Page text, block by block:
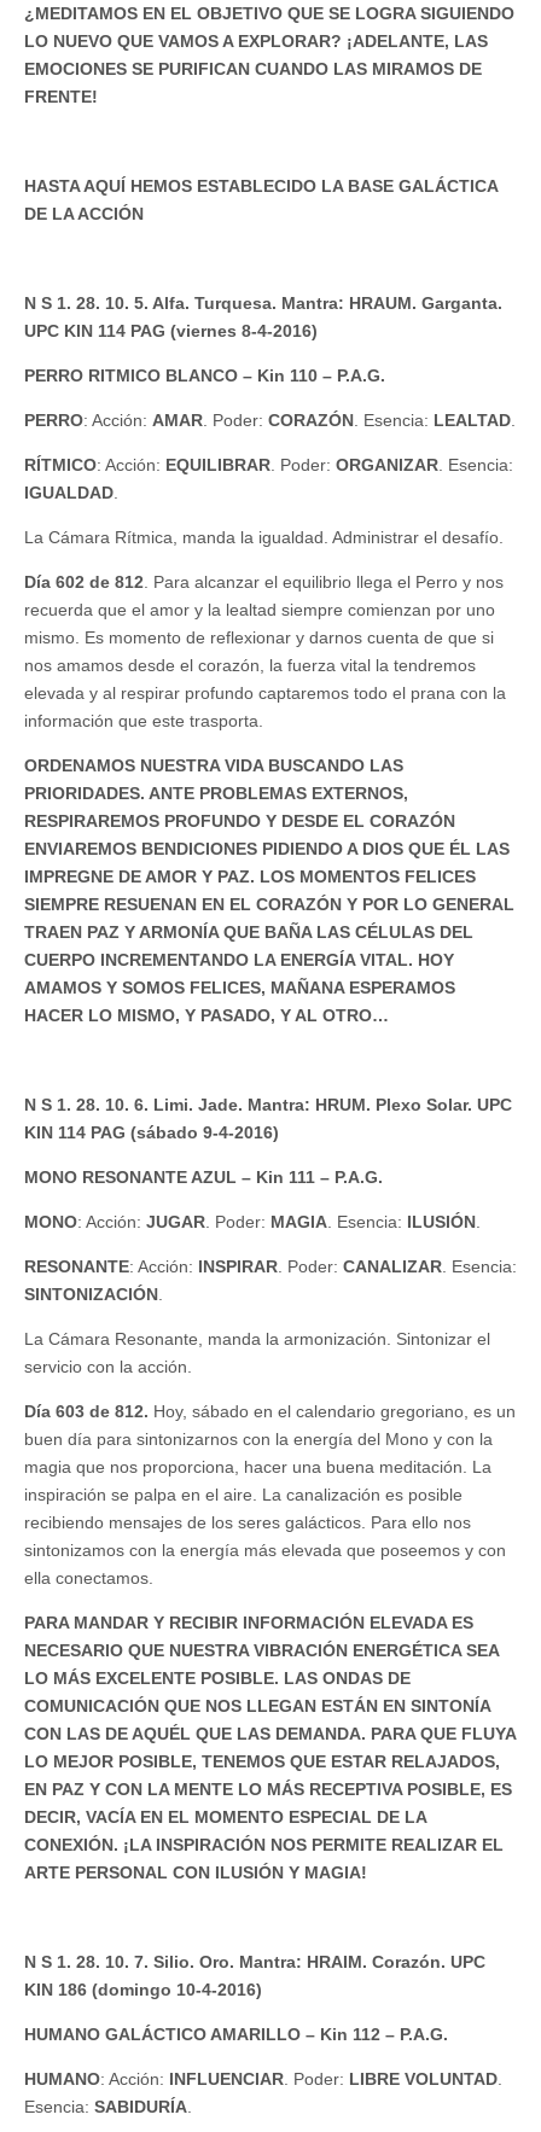
¿MEDITAMOS EN EL OBJETIVO QUE SE LOGRA SIGUIENDO
LO NUEVO QUE VAMOS A EXPLORAR? ¡ADELANTE, LAS
EMOCIONES SE PURIFICAN CUANDO LAS MIRAMOS DE
FRENTE!
HASTA AQUÍ HEMOS ESTABLECIDO LA BASE GALÁCTICA
DE LA ACCIÓN
N S 1. 28. 10. 5. Alfa. Turquesa. Mantra: HRAUM. Garganta.
UPC KIN 114 PAG (viernes 8-4-2016)
PERRO RITMICO BLANCO – Kin 110 – P.A.G.
PERRO: Acción: AMAR. Poder: CORAZÓN. Esencia: LEALTAD.
RÍTMICO: Acción: EQUILIBRAR. Poder: ORGANIZAR. Esencia:
IGUALDAD.
La Cámara Rítmica, manda la igualdad. Administrar el desafío.
Día 602 de 812. Para alcanzar el equilibrio llega el Perro y nos
recuerda que el amor y la lealtad siempre comienzan por uno
mismo. Es momento de reflexionar y darnos cuenta de que si
nos amamos desde el corazón, la fuerza vital la tendremos
elevada y al respirar profundo captaremos todo el prana con la
información que este trasporta.
ORDENAMOS NUESTRA VIDA BUSCANDO LAS
PRIORIDADES. ANTE PROBLEMAS EXTERNOS,
RESPIRAREMOS PROFUNDO Y DESDE EL CORAZÓN
ENVIAREMOS BENDICIONES PIDIENDO A DIOS QUE ÉL LAS
IMPREGNE DE AMOR Y PAZ. LOS MOMENTOS FELICES
SIEMPRE RESUENAN EN EL CORAZÓN Y POR LO GENERAL
TRAEN PAZ Y ARMONÍA QUE BAÑA LAS CÉLULAS DEL
CUERPO INCREMENTANDO LA ENERGÍA VITAL. HOY
AMAMOS Y SOMOS FELICES, MAÑANA ESPERAMOS
HACER LO MISMO, Y PASADO, Y AL OTRO…
N S 1. 28. 10. 6. Limi. Jade. Mantra: HRUM. Plexo Solar. UPC
KIN 114 PAG (sábado 9-4-2016)
MONO RESONANTE AZUL – Kin 111 – P.A.G.
MONO: Acción: JUGAR. Poder: MAGIA. Esencia: ILUSIÓN.
RESONANTE: Acción: INSPIRAR. Poder: CANALIZAR. Esencia:
SINTONIZACIÓN.
La Cámara Resonante, manda la armonización. Sintonizar el
servicio con la acción.
Día 603 de 812. Hoy, sábado en el calendario gregoriano, es un
buen día para sintonizarnos con la energía del Mono y con la
magia que nos proporciona, hacer una buena meditación. La
inspiración se palpa en el aire. La canalización es posible
recibiendo mensajes de los seres galácticos. Para ello nos
sintonizamos con la energía más elevada que poseemos y con
ella conectamos.
PARA MANDAR Y RECIBIR INFORMACIÓN ELEVADA ES
NECESARIO QUE NUESTRA VIBRACIÓN ENERGÉTICA SEA
LO MÁS EXCELENTE POSIBLE. LAS ONDAS DE
COMUNICACIÓN QUE NOS LLEGAN ESTÁN EN SINTONÍA
CON LAS DE AQUÉL QUE LAS DEMANDA. PARA QUE FLUYA
LO MEJOR POSIBLE, TENEMOS QUE ESTAR RELAJADOS,
EN PAZ Y CON LA MENTE LO MÁS RECEPTIVA POSIBLE, ES
DECIR, VACÍA EN EL MOMENTO ESPECIAL DE LA
CONEXIÓN. ¡LA INSPIRACIÓN NOS PERMITE REALIZAR EL
ARTE PERSONAL CON ILUSIÓN Y MAGIA!
N S 1. 28. 10. 7. Silio. Oro. Mantra: HRAIM. Corazón. UPC
KIN 186 (domingo 10-4-2016)
HUMANO GALÁCTICO AMARILLO – Kin 112 – P.A.G.
HUMANO: Acción: INFLUENCIAR. Poder: LIBRE VOLUNTAD.
Esencia: SABIDURÍA.